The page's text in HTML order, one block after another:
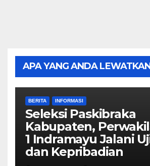
APA YANG ANDA
BERITA INFORMASI
Seleksi Paskibraka
Kabupaten,
1 Indramayu Jalani
dan Kepribadian